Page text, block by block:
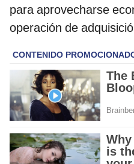
para aprovecharse
operación de